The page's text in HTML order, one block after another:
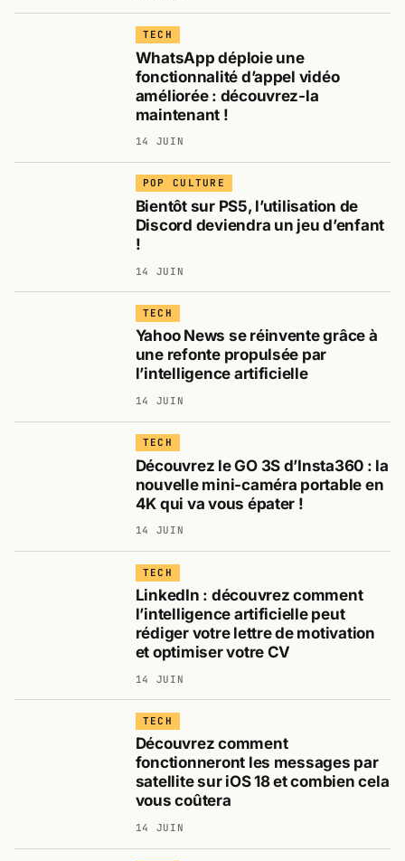
TECH
WhatsApp déploie une
fonctionnalité d’appel vidéo
améliorée : découvrez-la
maintenant !
14 JUIN
POP CULTURE
Bientôt sur PS5, l’utilisation de
Discord deviendra un jeu d’enfant
!
14 JUIN
TECH
Yahoo News se réinvente grâce à
une refonte propulsée par
l’intelligence artificielle
14 JUIN
TECH
Découvrez le GO 3S d’Insta360 : la
nouvelle mini-caméra portable en
4K qui va vous épater !
14 JUIN
TECH
LinkedIn : découvrez comment
l’intelligence artificielle peut
rédiger votre lettre de motivation
et optimiser votre CV
14 JUIN
TECH
Découvrez comment
fonctionneront les messages par
satellite sur iOS 18 et combien cela
vous coûtera
14 JUIN